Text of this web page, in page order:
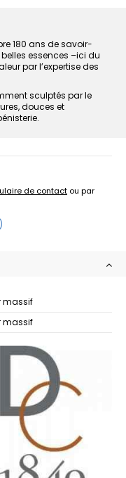
180 ans de savoir-
essences –ici du
par l’expertise des
sculptés par le
douces et
de contact ou par
massif
massif